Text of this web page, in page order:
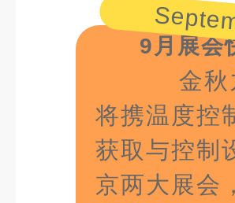
9月展会
金
将携温度控
获取与控制
京两大展会